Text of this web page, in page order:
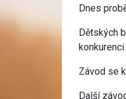
Dnes
Dětských
Závod se
Další